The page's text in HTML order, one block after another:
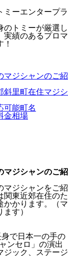
ミーエンタープラ
のトミーが厳選し
実績のあるプロマ
マジシャンのご紹
斜里町在住マジシ
可能町名
金相場
マジシャンのご紹
マジシャンをご紹
関東近郊在住のた
かかります。（マ
す）
で日本一の手の
ンセロ」の演出
ジック、ステージ